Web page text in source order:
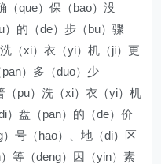
（que）保（bao）没
）的（de）步（bu）骤
（xi）衣（yi）机（ji）更
pan）多（duo）少
（pu）洗（xi）衣（yi）机
）盘（pan）的（de）价
）号（hao）、地（di）区
等（deng）因（yin）素